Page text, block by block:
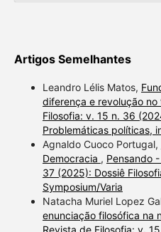
Artigos Semelhantes
Leandro Lélis Matos,
diferença e revolução no
Filosofia: v. 15 n. 36
Problemáticas políticas,
Agnaldo Cuoco Portugal,
Democracia , Pensando
37 (2025): Dossiê
Symposium/Varia
Natacha Muriel Lopez
enunciação filosófica na
Revista de Filosofia: v.